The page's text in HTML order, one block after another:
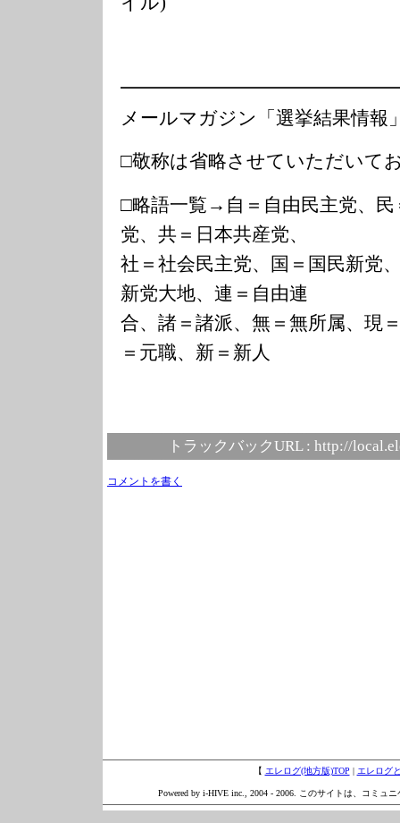
メールマガジン「選挙結果情報
□敬称は省略させていただいて
□略語一覧→自＝自由民主党、民
党、共＝日本共産党、
社＝社会民主党、国＝国民新党
新党大地、連＝自由連
合、諸＝諸派、無＝無所属、現
＝元職、新＝新人
トラックバックURL : http://
コメントを書く
【 エレログ(地方版)TOP | エレログ
Powered by i-HIVE inc., 2004 - 2006. このサイトは、コミュ